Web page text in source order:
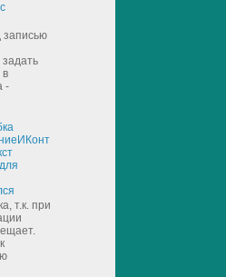
записью
в
-
т.к. при